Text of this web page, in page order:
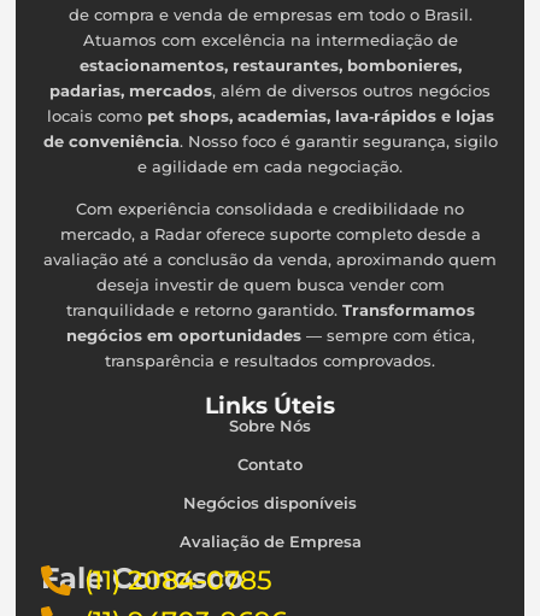
de compra e venda de empresas em todo o Brasil.
Atuamos com excelência na intermediação de
estacionamentos, restaurantes, bombonieres,
padarias, mercados, além de diversos outros negócios
locais como pet shops, academias, lava‑rápidos e lojas
de conveniência. Nosso foco é garantir segurança, sigilo
e agilidade em cada negociação.
Com experiência consolidada e credibilidade no
mercado, a Radar oferece suporte completo desde a
avaliação até a conclusão da venda, aproximando quem
deseja investir de quem busca vender com
tranquilidade e retorno garantido. Transformamos
negócios em oportunidades— sempre com ética,
transparência e resultados comprovados.
Links Úteis
Sobre Nós
Contato
Negócios disponíveis
Avaliação de Empresa
Fale Conosco
(11) 2084-0785